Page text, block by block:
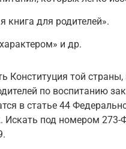
книга для родителей».
и др.
Конституция той
по воспитанию
в статье 44
под номером 273-